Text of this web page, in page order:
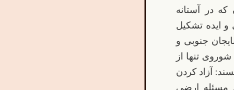
در آستانه
ایده تشکیل
جنوبی و
تنها از
آزاد کردن
مسئله ارضی